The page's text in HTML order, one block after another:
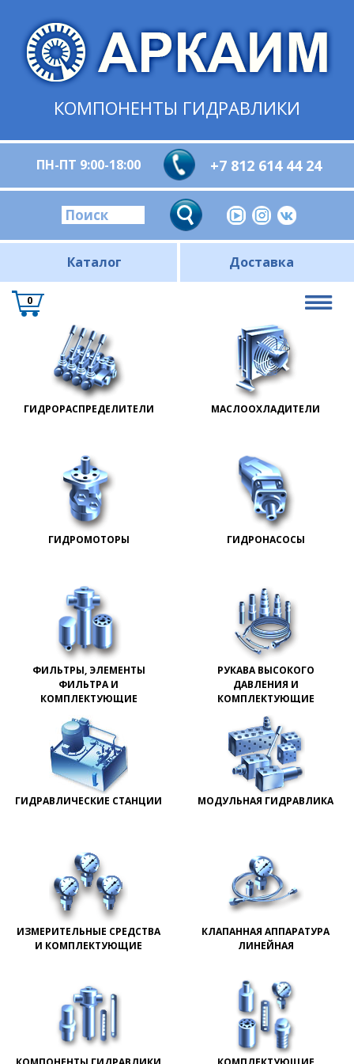
КОМПОНЕНТЫ ГИДРАВЛИКИ
ПН-ПТ 9:00-18:00 +7 812 614 44 24
Каталог Доставка
0
ГИДРОРАСПРЕДЕЛИТЕЛИ МАСЛООХЛАДИТЕЛИ
ГИДРОМОТОРЫ ГИДРОНАСОСЫ
ФИЛЬТРЫ, ЭЛЕМЕНТЫ
ФИЛЬТРА И
КОМПЛЕКТУЮЩИЕ
РУКАВА ВЫСОКОГО
ДАВЛЕНИЯ И
КОМПЛЕКТУЮЩИЕ
ГИДРАВЛИЧЕСКИЕ СТАНЦИИ МОДУЛЬНАЯ ГИДРАВЛИКА
ИЗМЕРИТЕЛЬНЫЕ СРЕДСТВА
И КОМПЛЕКТУЮЩИЕ
КЛАПАННАЯ АППАРАТУРА
ЛИНЕЙНАЯ